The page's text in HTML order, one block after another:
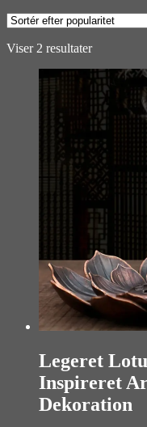
Viser 2 resultaterSorteret
popularitet
Legeret
Inspireret
Dekoration